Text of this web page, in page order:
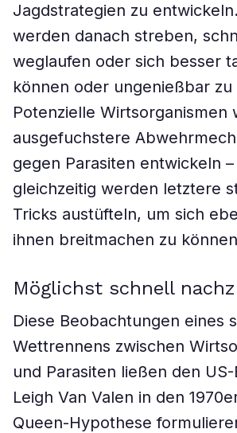
Jagdstrategien zu
werden danach streben,
weglaufen oder sich besser
können oder ungenießbar
Potenzielle Wirtsorganismen
ausgefuchstere
gegen Parasiten entwickeln
gleichzeitig werden letztere
Tricks austüfteln, um sich
ihnen breitmachen zu
Möglichst schnell
Diese Beobachtungen eines
Wettrennens zwischen
und Parasiten ließen den
Leigh Van Valen in den
Queen-Hypothese